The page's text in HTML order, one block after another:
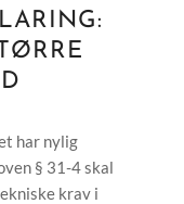
har nylig
§ 31-4 skal
krav i